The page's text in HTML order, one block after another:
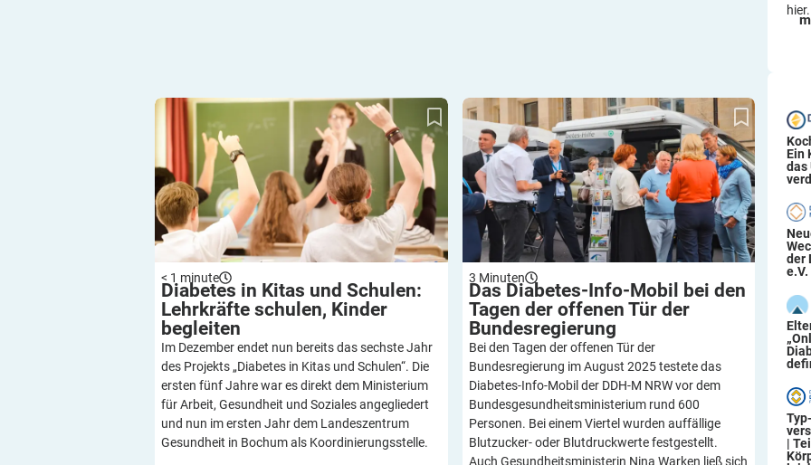
Diabetes in Kitas und Schulen: Lehrkräfte
schulen, Kinder begleiten
< 1 minute
Diabetes in Kitas und Schulen:
Lehrkräfte schulen, Kinder
begleiten
Im Dezember endet nun bereits das sechste Jahr
des Projekts „Diabetes in Kitas und Schulen“. Die
ersten fünf Jahre war es direkt dem Ministerium
für Arbeit, Gesundheit und Soziales angegliedert
und nun im ersten Jahr dem Landeszentrum
Gesundheit in Bochum als Koordinierungsstelle.
Das Diabetes-Info-Mobil bei den Tagen der
offenen Tür der Bundesregierung
3 Minuten
Das Diabetes-Info-Mobil bei den
Tagen der offenen Tür der
Bundesregierung
Bei den Tagen der offenen Tür der
Bundesregierung im August 2025 testete das
Diabetes-Info-Mobil der DDH-M NRW vor dem
Bundesgesundheitsministerium rund 600
Personen. Bei einem Viertel wurden auffällige
Blutzucker- oder Blutdruckwerte festgestellt.
Auch Gesundheitsministerin Nina Warken ließ sich
hier.
Ein
das
der
e.V.
|